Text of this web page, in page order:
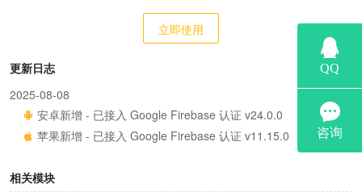
立即使用
更新日志
2025-08-08
安卓新增 - 已接入 Google Firebase 认证 v24.0.0
苹果新增 - 已接入 Google Firebase 认证 v11.15.0
相关模块